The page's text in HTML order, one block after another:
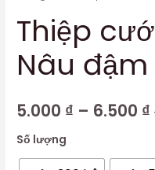
Thiệp
Nâu
5.000 ₫ – 6.500 ₫
Số lượng